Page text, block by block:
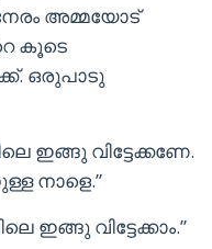
അമ്മയോട്
കൂടെ
ഒരുപാടു
ഇങ്ങു വിട്ടേക്കണേ.
നാളെ.”
ഇങ്ങു വിട്ടേക്കാം.”